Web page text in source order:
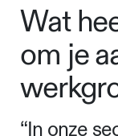
Wat
om je
“In onze